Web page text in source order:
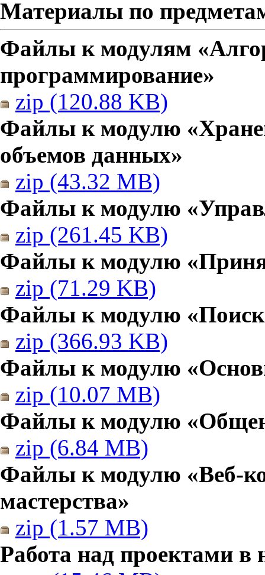
Материалы по
Файлы к модулям
программирование»
zip (120.88 KB)
Файлы к модулю
объемов данных»
zip (43.32 MB)
Файлы к модулю
zip (261.45 KB)
Файлы к модулю
zip (71.29 KB)
Файлы к модулю
zip (366.93 KB)
Файлы к модулю
zip (10.07 MB)
Файлы к модулю
zip (6.84 MB)
Файлы к модулю «Веб-
мастерства»
zip (1.57 MB)
Работа над проектами в